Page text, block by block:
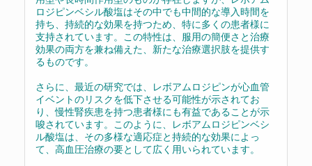
ロジピンベシル酸塩はその中でも中間的な導入時間を
持ち、持続的な効果を持つため、特に多くの患者様に
支持されています。この特性は、服用の簡便さと治療
効果の両方を兼ね備えた、新たな治療選択肢を提供す
るものです。
さらに、最近の研究では、レボアムロジピンが心血管
イベントのリスクを低下させる可能性が示されてお
り、慢性腎疾患を持つ患者様にも有益であることが示
唆されています。このように、レボアムロジピンベシ
ル酸塩は、その多様な適応症と持続的な効果によっ
て、高血圧治療の要として広く用いられています。